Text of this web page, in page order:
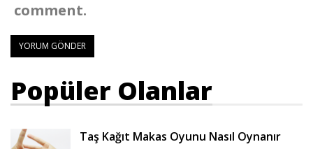
comment.
Popüler Olanlar
Taş Kağıt Makas Oyunu Nasıl Oynanır